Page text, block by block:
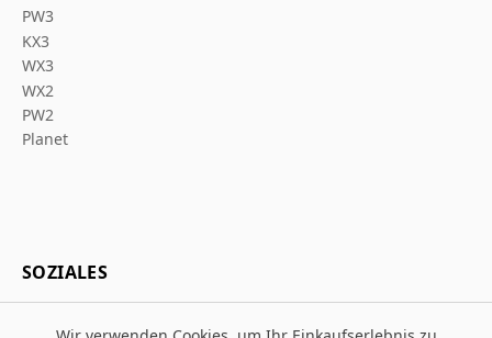
PW3
KX3
WX3
WX2
PW2
Planet
SOZIALES